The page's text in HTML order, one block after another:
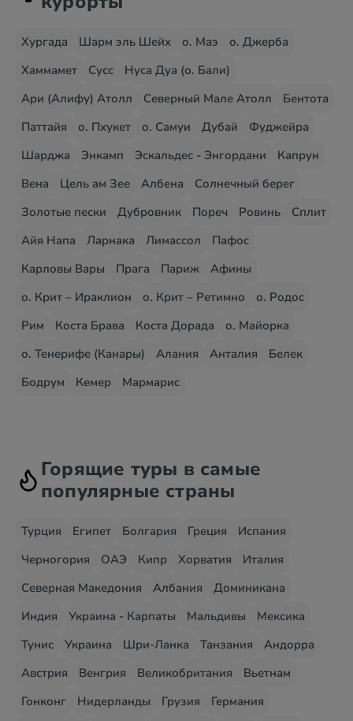
Хургада Шарм эль Шейх о. Маэ
о. Джерба
Хаммамет
Сусс
Нуса Дуа (о. Бали)
Ари (Алифу) Атолл
Северный Мале Атолл
Бентота
Паттайя
о. Пхукет о. Самуи Дубай
Фуджейра
Шарджа
Энкамп Эскальдес - Энгордани
Капрун
Вена
Цель ам Зее Албена
Солнечный берег
Золотые пески
Дубровник Пореч Ровинь
Сплит
Айя Напа
Ларнака Лимассол
Пафос
Карловы Вары
Прага Париж
Афины
о. Крит – Ираклион
о. Крит – Ретимно
о. Родос
Рим
Коста Брава Коста Дорада
о. Майорка
о. Тенерифе (Канары)
Алания Анталия
Белек
Бодрум
Кемер Мармарис
Горящие туры в самые
популярные страны
Турция Египет Болгария Греция
Испания
Черногория
ОАЭ Кипр Хорватия
Италия
Северная Македония
Албания
Доминикана
Индия
Украина - Карпаты Мальдивы
Мексика
Тунис
Украина Шри-Ланка Танзания
Андорра
Австрия
Венгрия Великобритания
Вьетнам
Гонконг
Нидерланды Грузия
Германия